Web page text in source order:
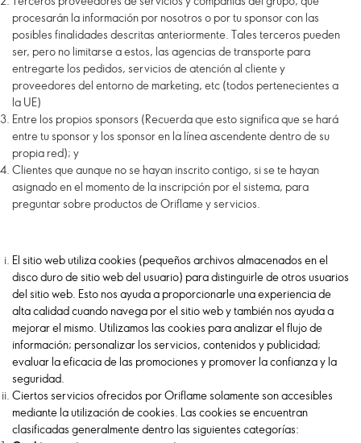
procesarán la información por nosotros o por tu sponsor con las
posibles finalidades descritas anteriormente. Tales terceros pueden
ser, pero no limitarse a estos, las agencias de transporte para
entregarte los pedidos, servicios de atención al cliente y
proveedores del entorno de marketing, etc (todos pertenecientes a
la UE)
Entre los propios sponsors (Recuerda que esto significa que se hará
entre tu sponsor y los sponsor en la línea ascendente dentro de su
propia red); y
Clientes que aunque no se hayan inscrito contigo, si se te hayan
asignado en el momento de la inscripción por el sistema, para
preguntar sobre productos de Oriflame y servicios.
El sitio web utiliza cookies (pequeños archivos almacenados en el
disco duro de sitio web del usuario) para distinguirle de otros usuarios
del sitio web. Esto nos ayuda a proporcionarle una experiencia de
alta calidad cuando navega por el sitio web y también nos ayuda a
mejorar el mismo. Utilizamos las cookies para analizar el flujo de
información; personalizar los servicios, contenidos y publicidad;
evaluar la eficacia de las promociones y promover la confianza y la
seguridad.
Ciertos servicios ofrecidos por Oriflame solamente son accesibles
mediante la utilización de cookies. Las cookies se encuentran
clasificadas generalmente dentro las siguientes categorías: